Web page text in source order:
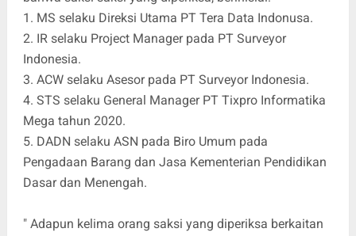
1. MS selaku Direksi Utama PT Tera Data Indonusa.
2. IR selaku Project Manager pada PT Surveyor
Indonesia.
3. ACW selaku Asesor pada PT Surveyor Indonesia.
4. STS selaku General Manager PT Tixpro Informatika
Mega tahun 2020.
5. DADN selaku ASN pada Biro Umum pada
Pengadaan Barang dan Jasa Kementerian Pendidikan
Dasar dan Menengah.
" Adapun kelima orang saksi yang diperiksa berkaitan